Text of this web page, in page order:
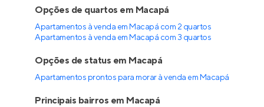
Opções de quartos em Macapá
Apartamentos à venda em Macapá com 2 quartos
Apartamentos à venda em Macapá com 3 quartos
Opções de status em Macapá
Apartamentos prontos para morar à venda em Macapá
Principais bairros em Macapá